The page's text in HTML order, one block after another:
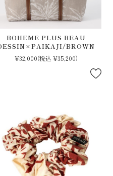
BOHEME PLUS BEAU
BROWN
¥32,000(税込 ¥35,200)